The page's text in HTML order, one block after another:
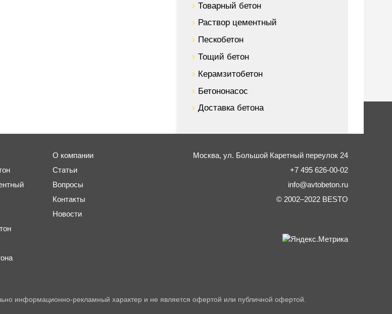
Товарный бетон
Раствор цементный
Пескобетон
Тощий бетон
Керамзитобетон
Бетононасос
Доставка бетона
О компании
Статьи
Вопросы
Контакты
Новости
Москва, ул. Большой Каретный переулок 24
+7 495 626-00-02
info@avtobeton.ru
© 2002–2022 BESTO
информационно-рекламный характер и не является офертой или публичной офертой.